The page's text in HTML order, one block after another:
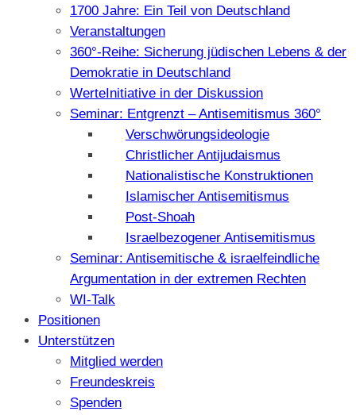
1700 Jahre: Ein Teil von Deutschland
Veranstaltungen
360°-Reihe: Sicherung jüdischen Lebens & der
Demokratie in Deutschland
WerteInitiative in der Diskussion
Seminar: Entgrenzt – Antisemitismus 360°
Verschwörungsideologie
Christlicher Antijudaismus
Nationalistische Konstruktionen
Islamischer Antisemitismus
Post-Shoah
Israelbezogener Antisemitismus
Seminar: Antisemitische & israelfeindliche
Argumentation in der extremen Rechten
WI-Talk
Positionen
Unterstützen
Mitglied werden
Freundeskreis
Spenden